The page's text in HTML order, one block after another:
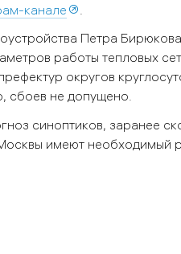
канале
.
Петра
работы тепловых
округов
сбоев не допущено.
синоптиков, заранее
имеют необходимый